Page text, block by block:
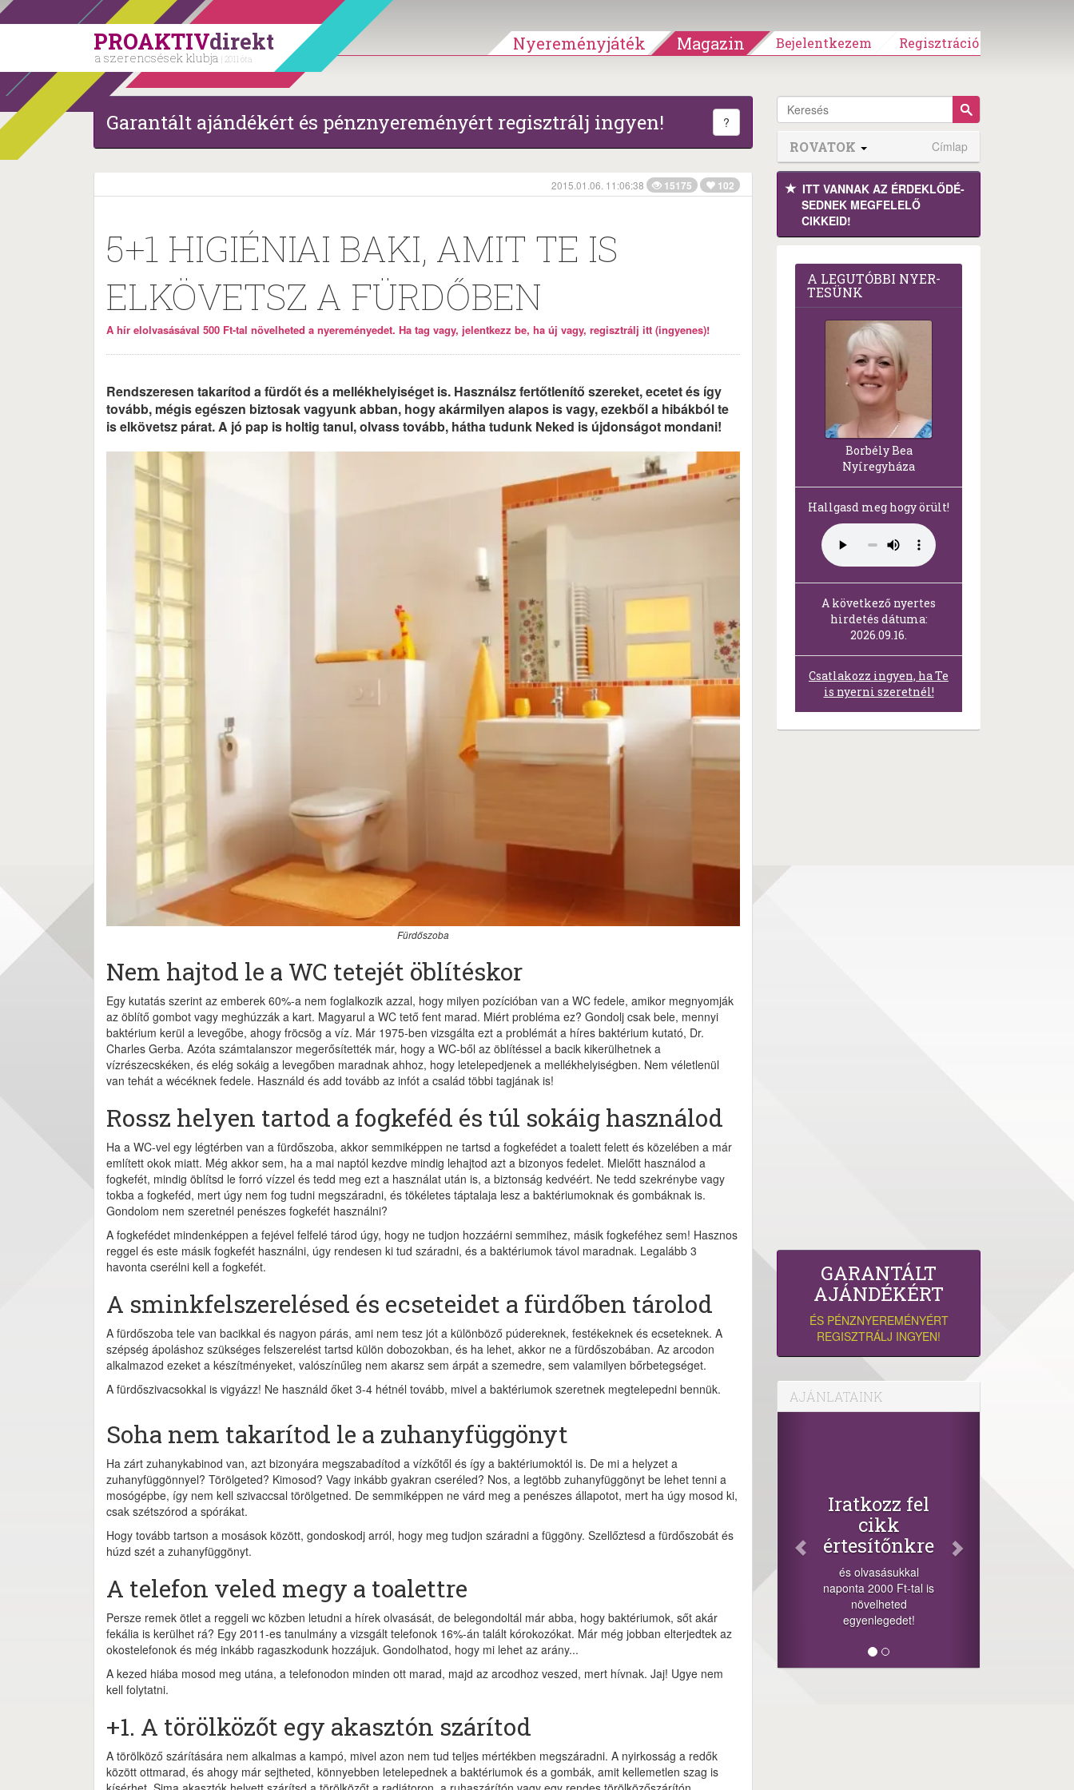
PROAKTIVdirekt
a szerencsések klubja | 2011 óta
Nyereményjáték Magazin Bejelentkezem Regisztráció
Garantált ajándékért és pénznyereményért regisztrálj ingyen! ?
2015.01.06. 11:06:38 15175 102
5+1 HIGIÉNIAI BAKI, AMIT TE IS
ELKÖVETSZ A FÜRDŐBEN
A hír elolvasásával 500 Ft-tal növelheted a nyereményedet. Ha tag vagy, jelentkezz be, ha új vagy, regisztrálj itt (ingyenes)!
Rendszeresen takarítod a fürdőt és a mellékhelyiséget is. Használsz fertőtlenítő szereket, ecetet és így
tovább, mégis egészen biztosak vagyunk abban, hogy akármilyen alapos is vagy, ezekből a hibákból te
is elkövetsz párat. A jó pap is holtig tanul, olvass tovább, hátha tudunk Neked is újdonságot mondani!
Fürdőszoba
Nem hajtod le a WC tetejét öblítéskor
Egy kutatás szerint az emberek 60%-a nem foglalkozik azzal, hogy milyen pozícióban van a WC fedele, amikor megnyomják
az öblítő gombot vagy meghúzzák a kart. Magyarul a WC tető fent marad. Miért probléma ez? Gondolj csak bele, mennyi
baktérium kerül a levegőbe, ahogy fröcsög a víz. Már 1975-ben vizsgálta ezt a problémát a híres baktérium kutató, Dr.
Charles Gerba. Azóta számtalanszor megerősítették már, hogy a WC-ből az öblítéssel a bacik kikerülhetnek a
vízrészecskéken, és elég sokáig a levegőben maradnak ahhoz, hogy letelepedjenek a mellékhelyiségben. Nem véletlenül
van tehát a wécéknek fedele. Használd és add tovább az infót a család többi tagjának is!
Rossz helyen tartod a fogkeféd és túl sokáig használod
Ha a WC-vel egy légtérben van a fürdőszoba, akkor semmiképpen ne tartsd a fogkefédet a toalett felett és közelében a már
említett okok miatt. Még akkor sem, ha a mai naptól kezdve mindig lehajtod azt a bizonyos fedelet. Mielőtt használod a
fogkefét, mindig öblítsd le forró vízzel és tedd meg ezt a használat után is, a biztonság kedvéért. Ne tedd szekrénybe vagy
tokba a fogkeféd, mert úgy nem fog tudni megszáradni, és tökéletes táptalaja lesz a baktériumoknak és gombáknak is.
Gondolom nem szeretnél penészes fogkefét használni?
A fogkefédet mindenképpen a fejével felfelé tárod úgy, hogy ne tudjon hozzáérni semmihez, másik fogkeféhez sem! Hasznos
reggel és este másik fogkefét használni, úgy rendesen ki tud száradni, és a baktériumok távol maradnak. Legalább 3
havonta cserélni kell a fogkefét.
A sminkfelszerelésed és ecseteidet a fürdőben tárolod
A fürdőszoba tele van bacikkal és nagyon párás, ami nem tesz jót a különböző púdereknek, festékeknek és ecseteknek. A
szépség ápoláshoz szükséges felszerelést tartsd külön dobozokban, és ha lehet, akkor ne a fürdőszobában. Az arcodon
alkalmazod ezeket a készítményeket, valószínűleg nem akarsz sem árpát a szemedre, sem valamilyen bőrbetegséget.
A fürdőszivacsokkal is vigyázz! Ne használd őket 3-4 hétnél tovább, mivel a baktériumok szeretnek megtelepedni bennük.
Soha nem takarítod le a zuhanyfüggönyt
Ha zárt zuhanykabinod van, azt bizonyára megszabadítod a vízkőtől és így a baktériumoktól is. De mi a helyzet a
zuhanyfüggönnyel? Törölgeted? Kimosod? Vagy inkább gyakran cseréled? Nos, a legtöbb zuhanyfüggönyt be lehet tenni a
mosógépbe, így nem kell szivaccsal törölgetned. De semmiképpen ne várd meg a penészes állapotot, mert ha úgy mosod ki,
csak szétszórod a spórákat.
Hogy tovább tartson a mosások között, gondoskodj arról, hogy meg tudjon száradni a függöny. Szellőztesd a fürdőszobát és
húzd szét a zuhanyfüggönyt.
A telefon veled megy a toalettre
Persze remek ötlet a reggeli wc közben letudni a hírek olvasását, de belegondoltál már abba, hogy baktériumok, sőt akár
fekália is kerülhet rá? Egy 2011-es tanulmány a vizsgált telefonok 16%-án talált kórokozókat. Már még jobban elterjedtek az
okostelefonok és még inkább ragaszkodunk hozzájuk. Gondolhatod, hogy mi lehet az arány...
A kezed hiába mosod meg utána, a telefonodon minden ott marad, majd az arcodhoz veszed, mert hívnak. Jaj! Ugye nem
kell folytatni.
+1. A törölközőt egy akasztón szárítod
A törölköző szárítására nem alkalmas a kampó, mivel azon nem tud teljes mértékben megszáradni. A nyirkosság a redők
között ottmarad, és ahogy már sejtheted, könnyebben letelepednek a baktériumok és a gombák, amit kellemetlen szag is
ROVATOK Címlap
ITT VANNAK AZ ÉRDEK­LŐDÉ­
SEDNEK MEGFE­LELŐ
CIKKEID!
A LEG­U­TÓB­BI NYER­
TE­SÜNK
Borbély Bea
Nyíregyháza
Hallgasd meg hogy örült!
A következő nyertes
hirdetés dátuma:
2026.09.16.
Csatlakozz ingyen, ha Te
is nyerni szeretnél!
GARANTÁLT
AJÁNDÉKÉRT
ÉS PÉNZNYEREMÉNYÉRT
REGISZTRÁLJ INGYEN!
AJÁNLATAINK
Iratkozz fel
cikk
értesítőnkre
és olvasásukkal
naponta 2000 Ft-tal is
egyenlegedet!
+1.000.000 Ft...
-nyeremény növelés jár
a szerencsésnek a
sorsolás napján! A
cikkek alján találsz
megosztási
lehetőséget. Lájkolj is